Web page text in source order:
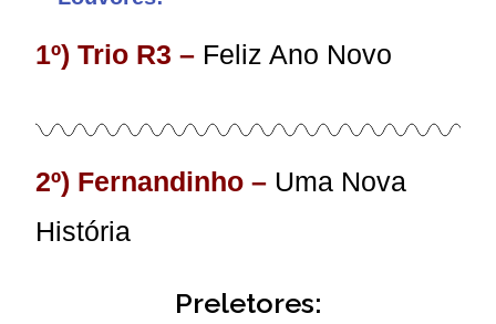
1º) Trio R3 – Feliz Ano Novo
2º) Fernandinho – Uma Nova
História
Preletores: